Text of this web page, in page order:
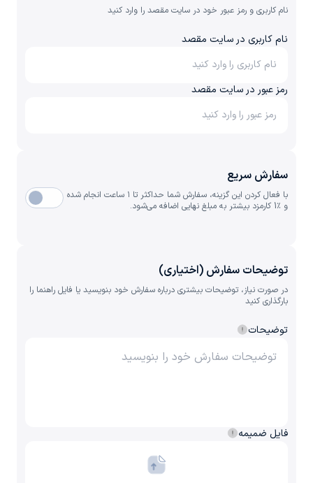
نام کاربری و رمز عبور خود در سایت مقصد را وارد کنید
نام کاربری در سایت مقصد
رمز عبور در سایت مقصد
سفارش سریع
با فعال کردن این گزینه، سفارش شما حداکثر تا ۱ ساعت انجام شده
و ٪1 کارمزد بیشتر به مبلغ نهایی اضافه می‌شود.
توضیحات سفارش (اختیاری)
در صورت نیاز، توضیحات بیشتری درباره سفارش خود بنویسید یا فایل راهنما را
بارگذاری کنید
توضیحات
فایل ضمیمه